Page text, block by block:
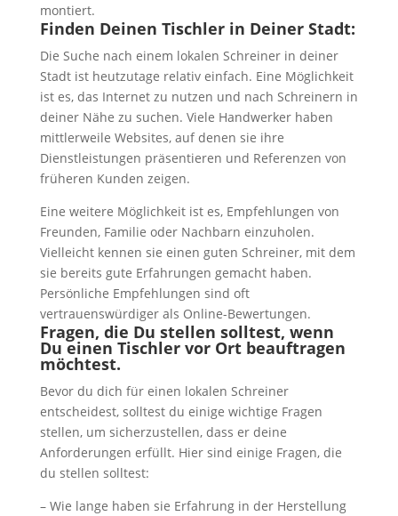
montiert.
Finden Deinen Tischler in Deiner Stadt:
Die Suche nach einem lokalen Schreiner in deiner
Stadt ist heutzutage relativ einfach. Eine Möglichkeit
ist es, das Internet zu nutzen und nach Schreinern in
deiner Nähe zu suchen. Viele Handwerker haben
mittlerweile Websites, auf denen sie ihre
Dienstleistungen präsentieren und Referenzen von
früheren Kunden zeigen.
Eine weitere Möglichkeit ist es, Empfehlungen von
Freunden, Familie oder Nachbarn einzuholen.
Vielleicht kennen sie einen guten Schreiner, mit dem
sie bereits gute Erfahrungen gemacht haben.
Persönliche Empfehlungen sind oft
vertrauenswürdiger als Online-Bewertungen.
Fragen, die Du stellen solltest, wenn
Du einen Tischler vor Ort beauftragen
möchtest.
Bevor du dich für einen lokalen Schreiner
entscheidest, solltest du einige wichtige Fragen
stellen, um sicherzustellen, dass er deine
Anforderungen erfüllt. Hier sind einige Fragen, die
du stellen solltest:
– Wie lange haben sie Erfahrung in der Herstellung